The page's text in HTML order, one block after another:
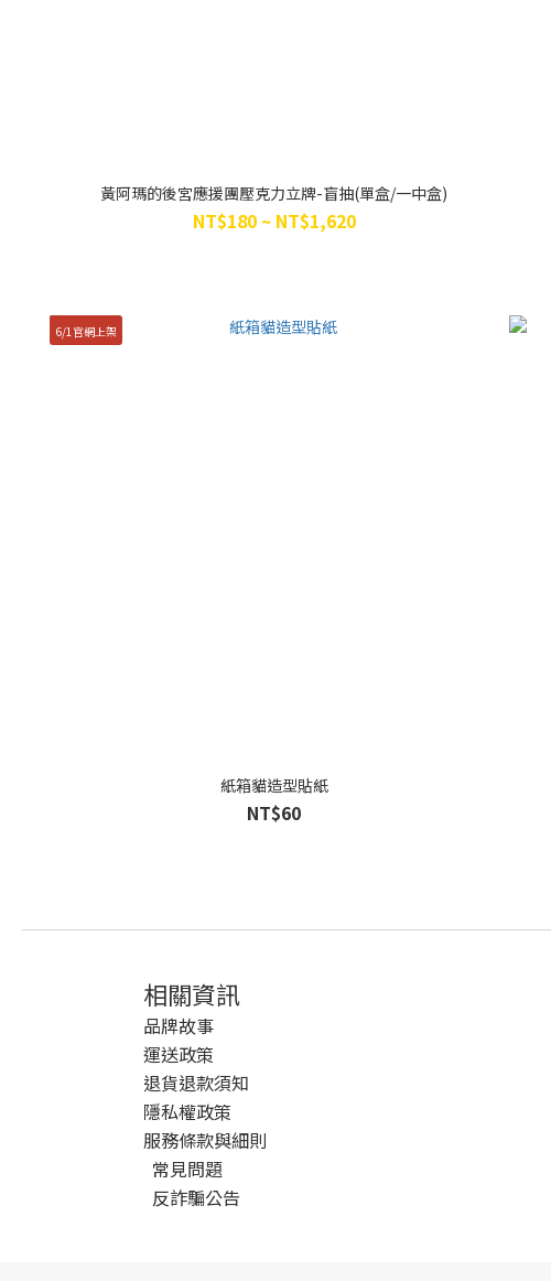
黃阿瑪的後宮應援團壓克力立牌-盲抽(單盒/一中盒)
NT$180 ~ NT$1,620
6/1官網上架
紙箱貓造型貼紙
NT$60
相關資訊
品牌故事
運送政策
退貨退款須知
隱私權政策
服務條款與細則
常見問題
反詐騙公告